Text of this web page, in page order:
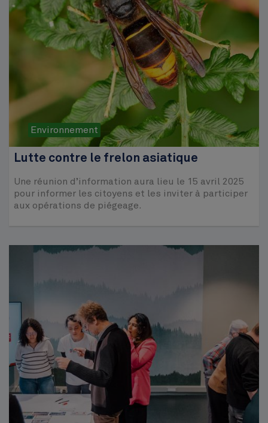
Environnement
Lutte contre le frelon asiatique
Une réunion d’information aura lieu le 15 avril 2025
pour informer les citoyens et les inviter à participer
aux opérations de piégeage.